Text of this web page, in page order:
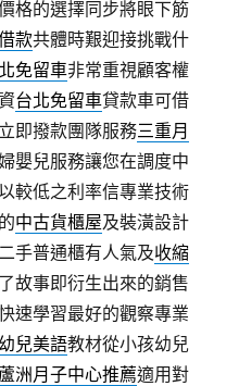
格的選擇同步將眼下筋
款共體時艱迎接挑戰什
免留車非常重視顧客權
台北免留車貸款車可借
即撥款團隊服務三重月
嬰兒服務讓您在調度中
較低之利率信專業技術
中古貨櫃屋及裝潢設計
手普通櫃有人氣及收縮
故事即衍生出來的銷售
速學習最好的觀察專業
幼兒美語教材從小孩幼兒
蘆洲月子中心推薦適用對